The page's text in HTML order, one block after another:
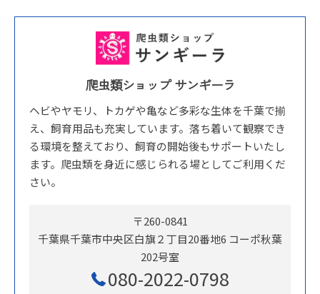
爬虫類ショップ サンギーラ
ヘビやヤモリ、トカゲや亀など多彩な生体を千葉で揃
え、飼育用品も充実しています。落ち着いて観察でき
る環境を整えており、飼育の開始後もサポートいたし
ます。爬虫類を身近に感じられる場としてご利用くだ
さい。
〒260-0841
千葉県千葉市中央区白旗２丁目20番地6 コーポ秋葉
202号室
080-2022-0798